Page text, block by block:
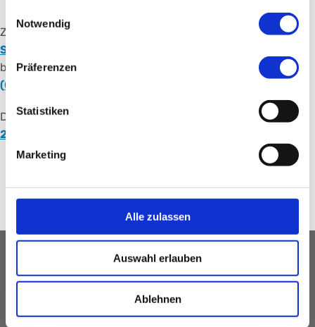
Notwendig
Präferenzen
Statistiken
Marketing
Alle zulassen
Auswahl erlauben
Ablehnen
Zur Vereinbarung eines Termins in der
Schmerztagesklinik
bis Freitag von 8-16 Uhr unter der Telefonnummer
+49
(0) 911 398-2700
Die Hotline des Schmerzzentrums ist
+49 (0) 911 398–
2586
Anfahrt
Karte